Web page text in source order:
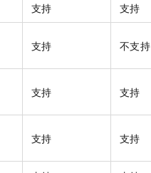
支持 支持
支持 不支持
支持 支持
支持 支持